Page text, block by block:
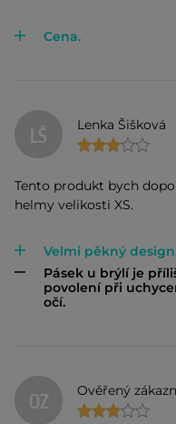
Cena.
LŠ Lenka Šišková
Tento produkt bych
helmy velikosti XS.
Velmi pěkný
Pásek u brýlí je
povolení při
očí.
OZ Ověřený